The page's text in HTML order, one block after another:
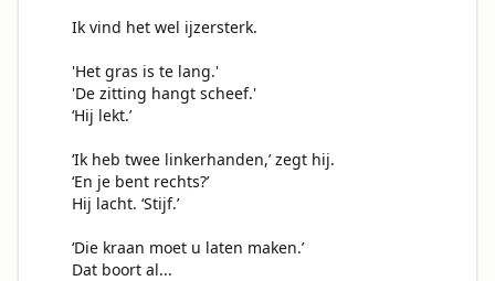
Ik vind het wel ijzersterk.
'Het gras is te lang.'
'De zitting hangt scheef.'
‘Hij lekt.’
‘Ik heb twee linkerhanden,’ zegt hij.
‘En je bent rechts?’
Hij lacht. ‘Stijf.’
‘Die kraan moet u laten maken.’
Dat boort al...